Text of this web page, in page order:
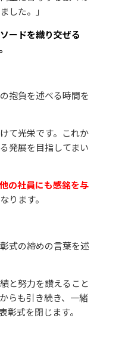
した。」
ードを織り交ぜる
抱負を述べる時間を
て光栄です。これか
発展を⽬指してまい
他の社員にも感銘を与
ります。
式の締めの⾔葉を述
と努⼒を讃えること
らも引き続き、⼀緒
彰式を閉じます。